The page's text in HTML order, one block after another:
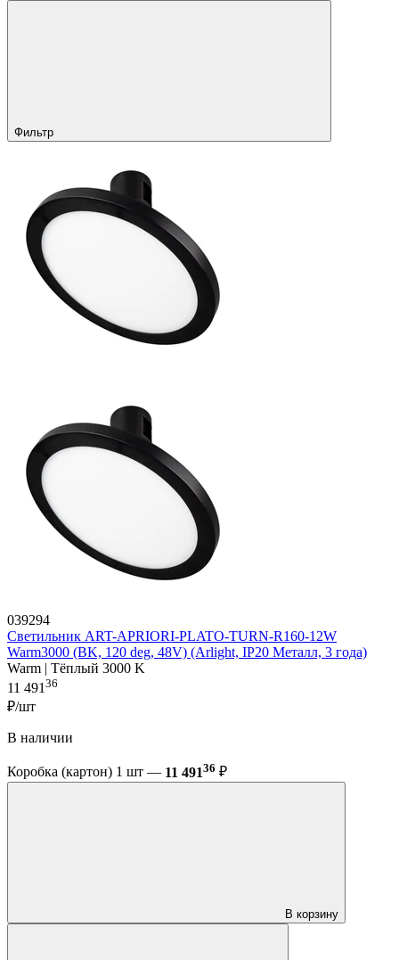
Фильтр
039294
Светильник ART-APRIORI-PLATO-TURN-R160-12W
Warm3000 (BK, 120 deg, 48V) (Arlight, IP20 Металл, 3 года)
Warm | Тёплый 3000 K
11 491 36
₽/шт
В наличии
Коробка (картон) 1 шт — 11 49136 ₽
В корзину